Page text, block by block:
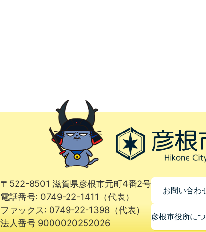
〒522-8501 滋賀県彦根市元町4番2号
電話番号: 0749-22-1411（代表）
ファックス: 0749-22-1398（代表）
法人番号 9000020252026
お問い合わ
彦根市役所に